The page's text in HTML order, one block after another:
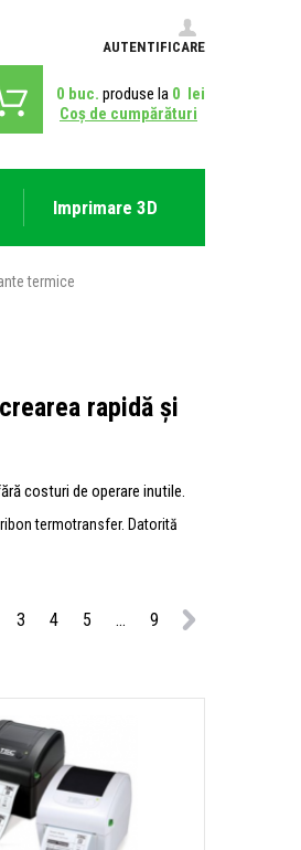
AUTENTIFICARE
0 buc. produse la 0 lei
Coş de cumpărături
Imprimare 3D
termice
rapidă și
costuri de operare inutile.
termotransfer. Datorită
3 4 5 ... 9